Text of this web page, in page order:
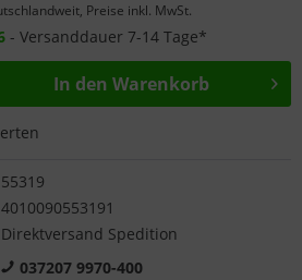
Preise inkl. MwSt.
- Versanddauer 7-14 Tage*
In den Warenkorb
55319
4010090553191
Direktversand Spedition
037207 9970-400